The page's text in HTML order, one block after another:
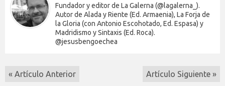
Fundador y editor de La Galerna (@lagalerna_).
Autor de Alada y Riente (Ed. Armaenia), La Forja de
la Gloria (con Antonio Escohotado, Ed. Espasa) y
Madridismo y Sintaxis (Ed. Roca).
@jesusbengoechea
« Artículo Anterior Artículo Siguiente »